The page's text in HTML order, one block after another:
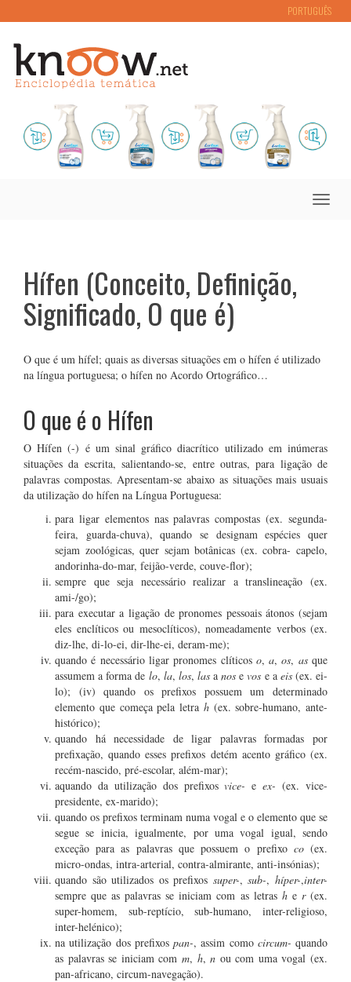
PORTUGUÊS
Toggle
Hífen (Conceito, Definição,
Significado, O que é)
O que é um hífel; quais as diversas situações em o hífen é utilizado
na língua portuguesa; o hífen no Acordo Ortográfico…
O que é o Hífen
O Hífen (-) é um sinal gráfico diacrítico utilizado em inúmeras
situações da escrita, salientando-se, entre outras, para ligação de
palavras compostas. Apresentam-se abaixo as situações mais usuais
da utilização do hífen na Língua Portuguesa:
para ligar elementos nas palavras compostas (ex. segunda-
feira, guarda-chuva), quando se designam espécies quer
sejam zoológicas, quer sejam botânicas (ex. cobra- capelo,
andorinha-do-mar, feijão-verde, couve-flor);
sempre que seja necessário realizar a translineação (ex.
ami-/go);
para executar a ligação de pronomes pessoais átonos (sejam
eles enclíticos ou mesoclíticos), nomeadamente verbos (ex.
diz-lhe, di-lo-ei, dir-lhe-ei, deram-me);
quando é necessário ligar pronomes clíticos o,a,os, asque
assumem a forma de lo, la, los, lasanos evos e a eis (ex. ei-
lo); (iv) quando os prefixos possuem um determinado
elemento que começa pela letra h(ex. sobre-humano, ante-
histórico);
quando há necessidade de ligar palavras formadas por
prefixação, quando esses prefixos detém acento gráfico (ex.
recém-nascido, pré-escolar, além-mar);
aquando da utilização dos prefixosvice- eex- (ex. vice-
presidente, ex-marido);
quando os prefixos terminam numa vogal e o elemento que se
segue se inicia, igualmente, por uma vogal igual, sendo
exceção para as palavras que possuem o prefixo co(ex.
micro-ondas, intra-arterial, contra-almirante, anti-insónias);
quando são utilizados os prefixos super-,sub-,híper-,inter-
sempre que as palavras se iniciam com as letras he r(ex.
super-homem, sub-reptício, sub-humano, inter-religioso,
inter-helénico);
na utilização dos prefixos pan-, assim como circum- quando
as palavras se iniciam com m, h,n ou com uma vogal (ex.
pan-africano, circum-navegação).